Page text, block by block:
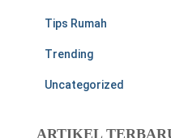
Tips Rumah
Trending
Uncategorized
ARTIKEL